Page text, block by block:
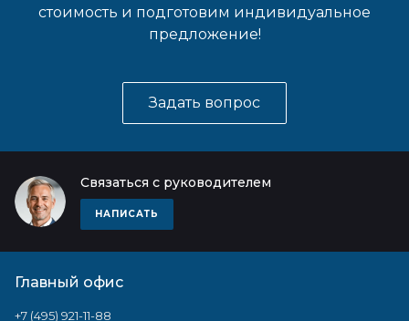
стоимость и подготовим индивидуальное
предложение!
Задать вопрос
Связаться с руководителем
НАПИСАТЬ
Главный офис
+7 (495) 921-11-88